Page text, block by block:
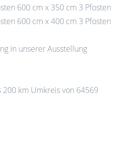
600 cm x 350 cm 3 Pfosten
600 cm x 400 cm 3 Pfosten
in unserer Ausstellung
km Umkreis von 64569